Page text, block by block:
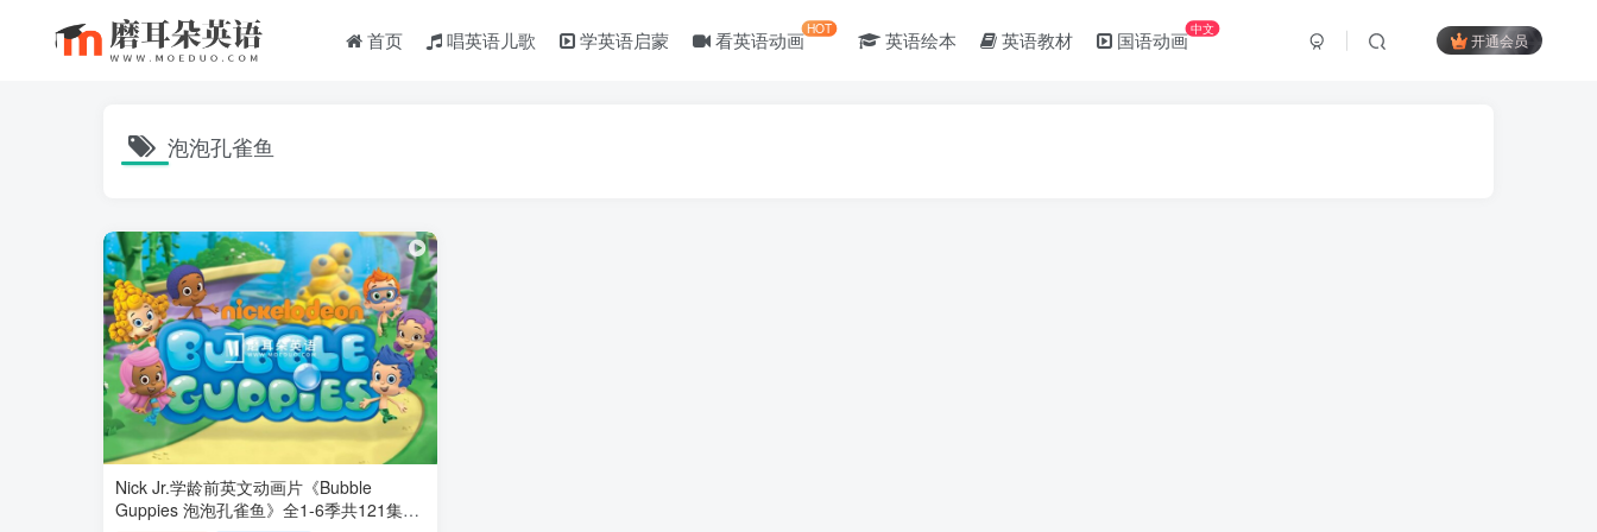
首页 唱英语儿歌 学英语启蒙 看英语动画HOT 英语绘本 英语教材 国语动画中文
开通会员
泡泡孔雀鱼
Nick Jr.学龄前英文动画片《Bubble
Guppies 泡泡孔雀鱼》全1-6季共121集，